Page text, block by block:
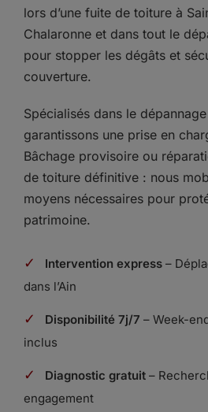
lors d’une fuite de toiture à
Chalaronne et dans tout le
pour stopper les dégâts et
couverture.
Spécialisés dans le
garantissons une prise en
Bâchage provisoire ou
de toiture définitive : nous
moyens nécessaires pour
patrimoine.
✓ Intervention express–
dans l’Ain
✓ Disponibilité 7j/7 – Week-
inclus
✓ Diagnostic gratuit–
engagement